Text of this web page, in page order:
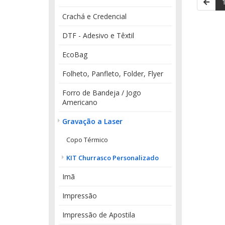
Crachá e Credencial
DTF - Adesivo e Têxtil
EcoBag
Folheto, Panfleto, Folder, Flyer
Forro de Bandeja / Jogo
Americano
Gravação a Laser
Copo Térmico
KIT Churrasco Personalizado
Imã
Impressão
Impressão de Apostila